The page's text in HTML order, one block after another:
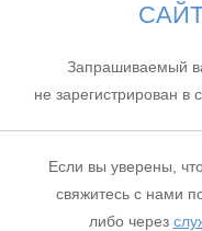
Запрашиваемый
не зарегистрирован в
Если вы уверены,
свяжитесь с нами
либо через